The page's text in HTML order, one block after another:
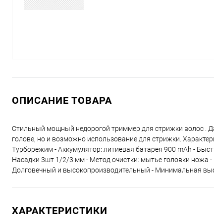
ОПИСАНИЕ ТОВАРА
Стильный мощный недорогой триммер для стрижки волос .
голове, но и возможно использование для стрижки.
Турборежим - Аккумулятор: литиевая батарея 900 mAh -
Насадки 3шт 1/2/3 мм - Метод очистки: мытье головки ножа
Долговечный и высокопроизводительный - Минимальная
ХАРАКТЕРИСТИКИ